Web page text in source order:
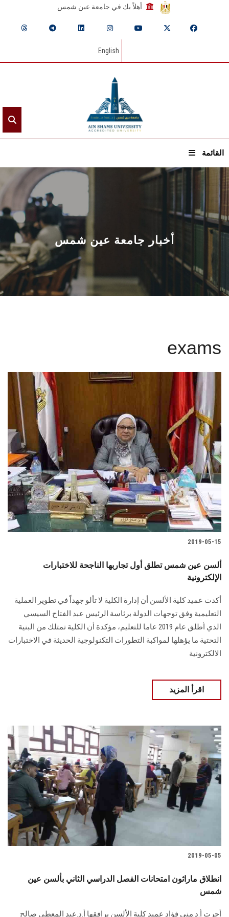
أهلاً بك في جامعة عين شمس
English
القائمة
الرئيسيـة
عن الجامعة
القطاعـات
الشئون الأكاديمية
البحث العلمي
الأنظمة الذكية
الإعلام
تواصل معنا
الطلاب
هيئة التدريس
الدراسات العليا
الزائـرون
سجل الان
أخبار جامعة عين شمس
exams
2019-05-15
ألسن عين شمس تطلق أول تجاربها الناجحة للاختبارات
الإلكترونية
أكدت عميد كلية الألسن أن إدارة الكلية لا تألو جهداً في تطوير العملية
التعليمية وفق توجهات الدولة برئاسة الرئيس عبد الفتاح السيسي
الذي أطلق عام 2019 عاما للتعليم، مؤكدة أن الكلية تمتلك من البنية
التحتية ما يؤهلها لمواكبة التطورات التكنولوجية الحديثة في الاختبارات
الالكترونية
اقرأ المزيد
2019-05-05
انطلاق ماراثون امتحانات الفصل الدراسي الثاني بألسن عين
شمس
أجرت أ.د.مني فؤاد عميد كلية الألسن يرافقها أ.د.عبد المعطي صالح